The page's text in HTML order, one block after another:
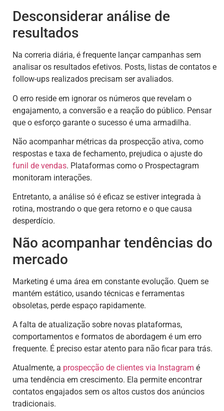
Desconsiderar análise de
resultados
Na correria diária, é frequente lançar campanhas sem
analisar os resultados efetivos. Posts, listas de contatos e
follow-ups realizados precisam ser avaliados.
O erro reside em ignorar os números que revelam o
engajamento, a conversão e a reação do público. Pensar
que o esforço garante o sucesso é uma armadilha.
Não acompanhar métricas da prospecção ativa, como
respostas e taxa de fechamento, prejudica o ajuste do
funil de vendas. Plataformas como o Prospectagram
monitoram interações.
Entretanto, a análise só é eficaz se estiver integrada à
rotina, mostrando o que gera retorno e o que causa
desperdício.
Não acompanhar tendências do
mercado
Marketing é uma área em constante evolução. Quem se
mantém estático, usando técnicas e ferramentas
obsoletas, perde espaço rapidamente.
A falta de atualização sobre novas plataformas,
comportamentos e formatos de abordagem é um erro
frequente. É preciso estar atento para não ficar para trás.
Atualmente, a prospecção de clientes via Instagram é
uma tendência em crescimento. Ela permite encontrar
contatos engajados sem os altos custos dos anúncios
tradicionais.